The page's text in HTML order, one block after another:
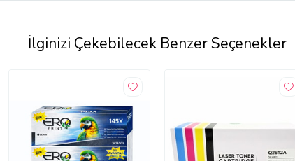
İlginizi Çekebilecek Benzer Seçenekler